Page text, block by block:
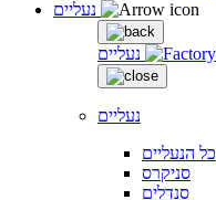
נעליים
נעליים
כל הנעליים
סניקרס
סנדלים